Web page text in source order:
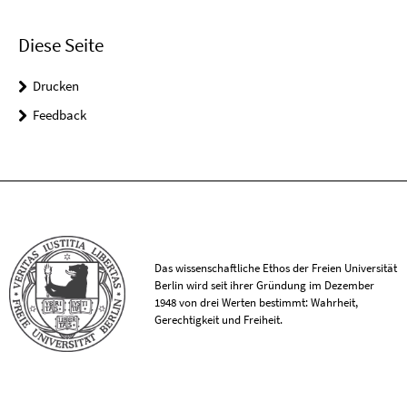
Diese Seite
Drucken
Feedback
Das wissenschaftliche Ethos der Freien Universität
Berlin wird seit ihrer Gründung im Dezember
1948 von drei Werten bestimmt: Wahrheit,
Gerechtigkeit und Freiheit.